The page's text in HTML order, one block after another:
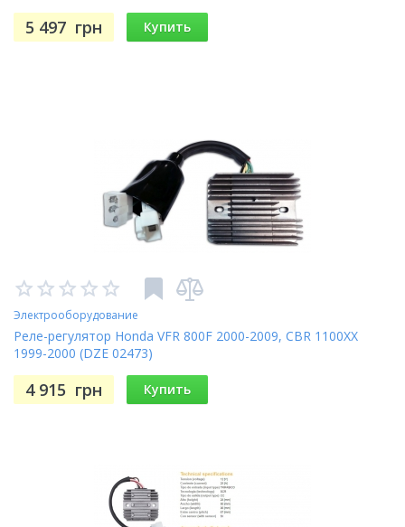
5 497 грн Купить
Электрооборудование
Реле-регулятор Honda VFR 800F 2000-2009, CBR 1100XX
1999-2000 (DZE 02473)
4 915 грн Купить